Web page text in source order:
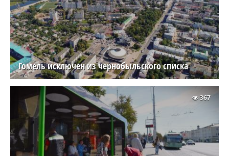
Гомель исключен из чернобыльского списка
367